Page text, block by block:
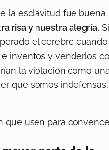
la esclavitud fue buena
risa y nuestra alegría.
el cerebro cuando
inventos y venderlos
la violación como una
que somos indefensas,
que usen para